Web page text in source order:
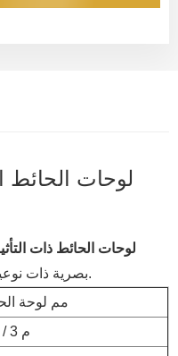
لوحات الحائط
لوحات الحائط ذات
بصرية ذات نوعية جيدة كلاهما بصر معقول وتأثير رائع.
300 مم لوحة
2.6 / 2.8 / 3 م